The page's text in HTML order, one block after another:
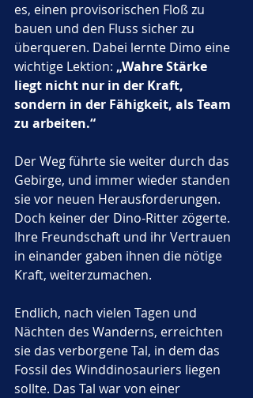
es, einen provisorischen Floß zu
bauen und den Fluss sicher zu
überqueren. Dabei lernte Dimo eine
wichtige Lektion: „Wahre Stärke
liegt nicht nur in der Kraft,
sondern in der Fähigkeit, als Team
zu arbeiten.“
Der Weg führte sie weiter durch das
Gebirge, und immer wieder standen
sie vor neuen Herausforderungen.
Doch keiner der Dino-Ritter zögerte.
Ihre Freundschaft und ihr Vertrauen
in einander gaben ihnen die nötige
Kraft, weiterzumachen.
Endlich, nach vielen Tagen und
Nächten des Wanderns, erreichten
sie das verborgene Tal, in dem das
Fossil des Winddinosauriers liegen
sollte. Das Tal war von einer